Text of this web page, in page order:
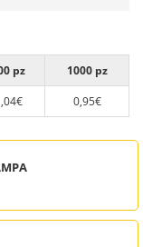
pz
1000 pz
0,95€